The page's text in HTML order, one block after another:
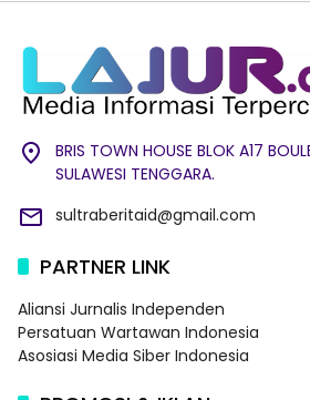
BRIS TOWN HOUSE BLOK A17
SULAWESI TENGGARA.
sultraberitaid@gmail.com
PARTNER LINK
Aliansi Jurnalis Independen
Persatuan Wartawan Indonesia
Asosiasi Media Siber Indonesia